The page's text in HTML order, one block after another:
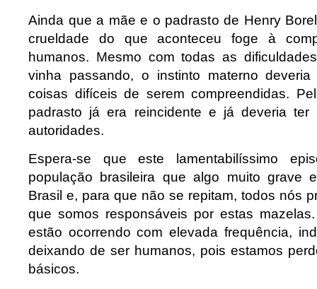
Ainda que a mãe e o padrasto de Henry
crueldade do que aconteceu foge à
humanos. Mesmo com todas as
vinha passando, o instinto materno
coisas difíceis de serem compreendidas.
padrasto já era reincidente e já deveria ter
autoridades.
Espera-se que este lamentabilíssimo
população brasileira que algo muito grave
Brasil e, para que não se repitam, todos nós
que somos responsáveis por estas
estão ocorrendo com elevada frequência,
deixando de ser humanos, pois estamos
básicos.